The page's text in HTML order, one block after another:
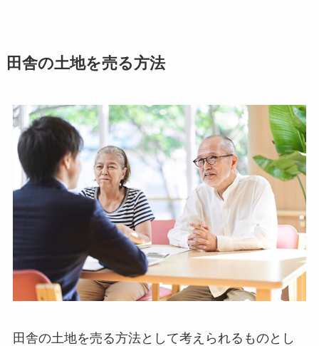
田舎の土地を売る方法
田舎の土地を売る方法として考えられるものとし